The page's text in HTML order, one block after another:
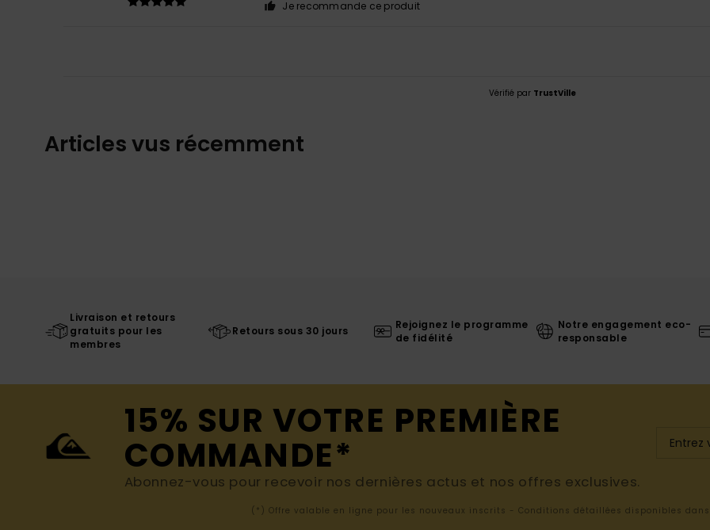
Je recommande ce produit
Vérifié par TrustVille
Articles vus récemment
Livraison et retours
gratuits pour les
membres
Retours sous 30 jours
Rejoignez le programme
de fidélité
Notre engagement eco-
responsable
15% SUR VOTRE PREMIÈRE
COMMANDE*
Abonnez-vous pour recevoir nos dernières actus et nos offres exclusives.
(*) Offre valable en ligne pour les nouveaux inscrits - Conditions détaillées disponibles